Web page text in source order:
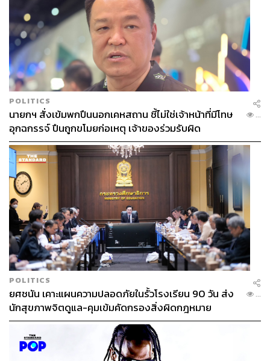
POLITICS
นายกฯ สั่งเข้มพกปืนนอกเคหสถาน ชี้ไม่ใช่เจ้าหน้าที่มีโทษ
อุกฉกรรจ์ ปืนถูกขโมยก่อเหตุ เจ้าของร่วมรับผิด
...
POLITICS
ยศชนัน เคาะแผนความปลอดภัยในรั้วโรงเรียน 90 วัน ส่ง
นักสุขภาพจิตดูแล-คุมเข้มคัดกรองสิ่งผิดกฎหมาย
...